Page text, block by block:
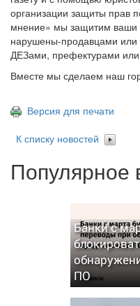
организации защиты прав
мнение» мы защитим ваши
нарушены-продавцами
ДЕЗами, префектурами
Вместе мы сделаем наш
Версия для печати
К списку новостей
Популярное
Банки с
ПО